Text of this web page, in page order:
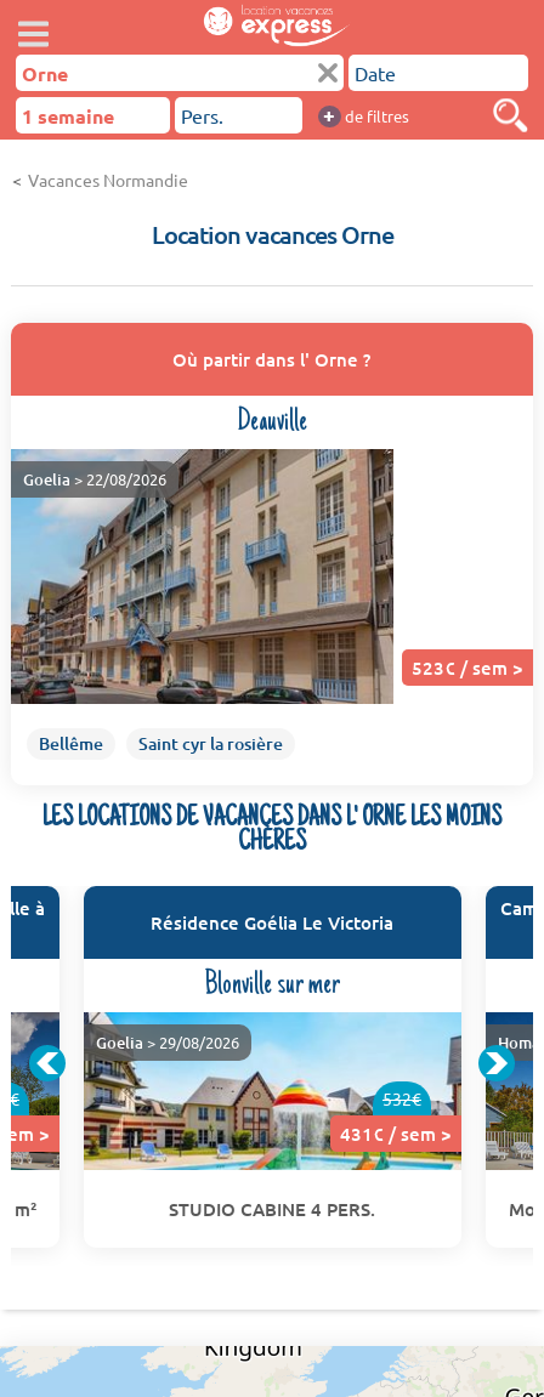
+ de filtres
Vacances Normandie
Location vacances Orne
Où partir dans l' Orne ?
Deauville
523€ / sem >
Goelia > 22/08/2026
Bellême Saint cyr la rosière
LES LOCATIONS DE VACANCES DANS L' ORNE LES MOINS
CHÈRES
à
>
m²
Résidence Goélia Le Victoria
Blonville sur mer
532€
431€ / sem >
Goelia > 29/08/2026
STUDIO CABINE 4 PERS.